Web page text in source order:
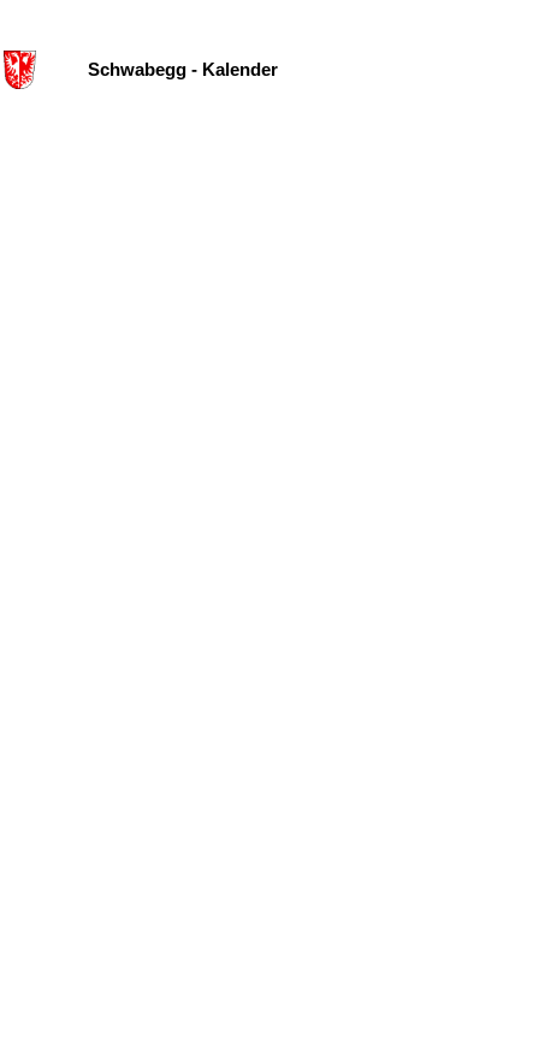
Schwabegg - Kalender